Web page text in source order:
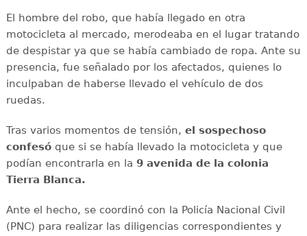
El hombre del robo, que había llegado en otra
motocicleta al mercado, merodeaba en el lugar tratando
de despistar ya que se había cambiado de ropa. Ante su
presencia, fue señalado por los afectados, quienes lo
inculpaban de haberse llevado el vehículo de dos
ruedas.
Tras varios momentos de tensión, el sospechoso
confesóque si se había llevado la motocicleta y que
podían encontrarla en la 9 avenida de la colonia
Tierra Blanca.
Ante el hecho, se coordinó con la Policía Nacional Civil
(PNC) para realizar las diligencias correspondientes y